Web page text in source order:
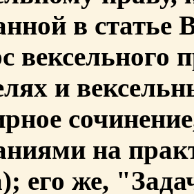
в статье
вексельного
и
на
его же,